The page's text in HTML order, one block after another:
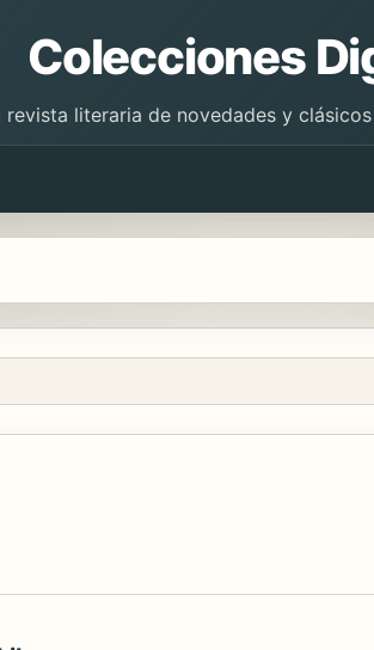
Colecciones
revista literaria de novedades y clásicos